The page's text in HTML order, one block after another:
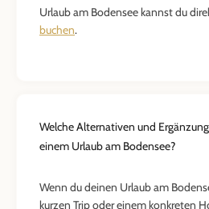
Urlaub am Bodensee kannst du
buchen.
Welche Alternativen und
einem Urlaub am Bodensee?
Wenn du deinen Urlaub am
kurzen Trip oder einem konkreten